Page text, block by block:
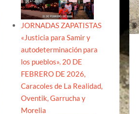
JORNADAS ZAPATISTAS
«Justicia para Samir y
autodeterminación para
los pueblos». 20 DE
FEBRERO DE 2026,
Caracoles de La Realidad,
Oventik, Garrucha y
Morelia